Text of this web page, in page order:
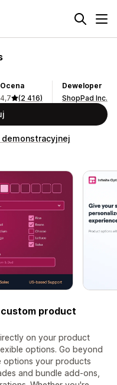
Ocena
4,7
(2 416)
Deweloper
ShopPad Inc.
product
on your product
options. Go beyond
options your products
and bundle add-ons,